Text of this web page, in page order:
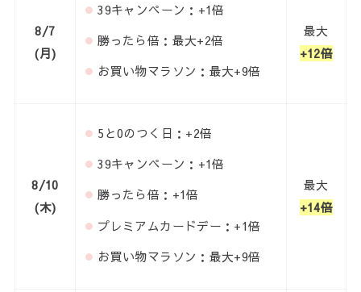
8/7
(月)
39キャンペーン：+1倍
勝ったら倍：最大+2倍
お買い物マラソン：最大+9倍
最大
+12倍
8/10
(木)
5と0のつく日：+2倍
39キャンペーン：+1倍
勝ったら倍：+1倍
プレミアムカードデー：+1倍
お買い物マラソン：最大+9倍
最大
+14倍